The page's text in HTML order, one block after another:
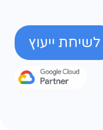
לשיחת ייעוץ